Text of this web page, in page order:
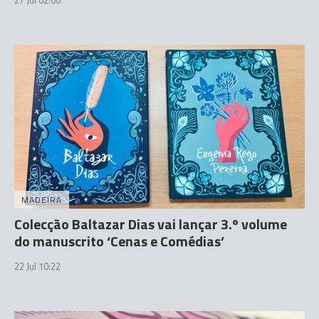
MADEIRA
Colecção Baltazar Dias vai lançar 3.º volume
do manuscrito ‘Cenas e Comédias’
22 Jul 10:22